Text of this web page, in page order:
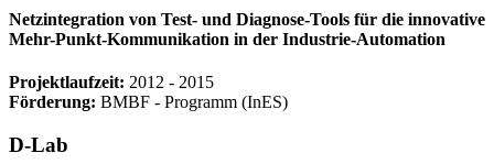
Netzintegration von Test- und Diagnose-Tools für die innovative
Mehr-Punkt-Kommunikation in der Industrie-Automation
Projektlaufzeit: 2012 - 2015
Förderung: BMBF ‐ Programm (InES)
D-Lab